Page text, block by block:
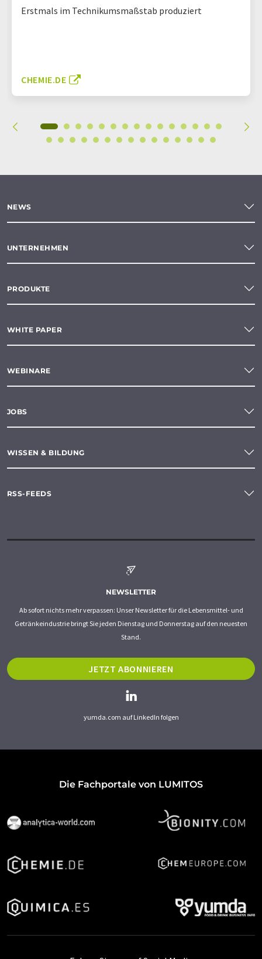
Erstmals im Technikumsmaßstab produziert
CHEMIE.DE
NEWS
UNTERNEHMEN
PRODUKTE
WHITE PAPER
WEBINARE
JOBS
WISSEN & BILDUNG
RSS-FEEDS
NEWSLETTER
Ab sofort nichts mehr verpassen: Unser Newsletter für die Lebensmittel- und
Getränkeindustrie bringt Sie jeden Dienstag und Donnerstag auf den neuesten
Stand.
JETZT ABONNIEREN
yumda.com auf LinkedIn folgen
Die Fachportale von LUMITOS